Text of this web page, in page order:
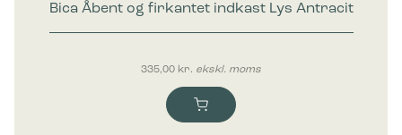
Bica Åbent og firkantet indkast Lys Antracit
335,00 kr. ekskl. moms